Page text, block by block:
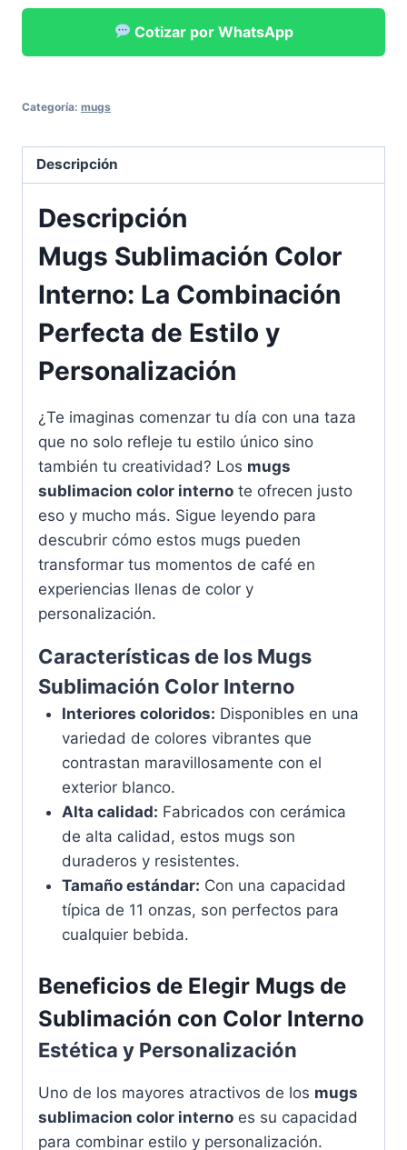
Cotizar por WhatsApp
Categoría: mugs
Descripción
Descripción
Mugs Sublimación Color
Interno: La Combinación
Perfecta de Estilo y
Personalización
¿Te imaginas comenzar tu día con una taza
que no solo refleje tu estilo único sino
también tu creatividad? Los mugs
sublimacion color interno te ofrecen justo
eso y mucho más. Sigue leyendo para
descubrir cómo estos mugs pueden
transformar tus momentos de café en
experiencias llenas de color y
personalización.
Características de los Mugs
Sublimación Color Interno
Interiores coloridos: Disponibles en una
variedad de colores vibrantes que
contrastan maravillosamente con el
exterior blanco.
Alta calidad: Fabricados con cerámica
de alta calidad, estos mugs son
duraderos y resistentes.
Tamaño estándar: Con una capacidad
típica de 11 onzas, son perfectos para
cualquier bebida.
Beneficios de Elegir Mugs de
Sublimación con Color Interno
Estética y Personalización
Uno de los mayores atractivos de los mugs
sublimacion color interno es su capacidad
para combinar estilo y personalización.